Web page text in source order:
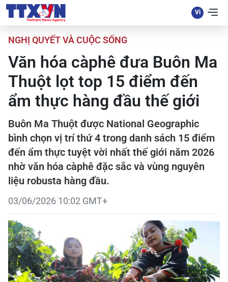
NGHỊ QUYẾT VÀ CUỘC SỐNG
Văn hóa càphê đưa Buôn Ma
Thuột lọt top 15 điểm đến
ẩm thực hàng đầu thế giới
Buôn Ma Thuột được National Geographic
bình chọn vị trí thứ 4 trong danh sách 15 điểm
đến ẩm thực tuyệt vời nhất thế giới năm 2026
nhờ văn hóa càphê đặc sắc và vùng nguyên
liệu robusta hàng đầu.
03/06/2026 10:02 GMT+